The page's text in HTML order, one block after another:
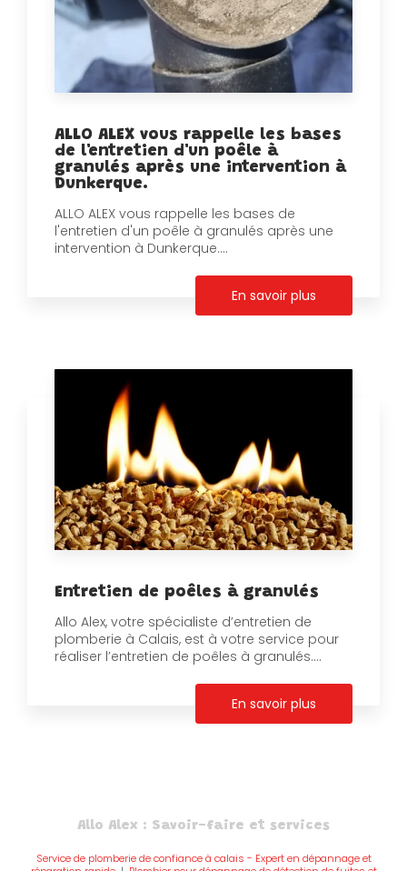
ALLO ALEX vous rappelle les bases
de l'entretien d'un poêle à
granulés après une intervention à
Dunkerque.
ALLO ALEX vous rappelle les bases de
l'entretien d'un poêle à granulés après une
intervention à Dunkerque....
En savoir plus
Entretien de poêles à granulés
Allo Alex, votre spécialiste d’entretien de
plomberie à Calais, est à votre service pour
réaliser l’entretien de poêles à granulés....
En savoir plus
Allo Alex : Savoir-faire et services
Service de plomberie de confiance à calais - Expert en dépannage et